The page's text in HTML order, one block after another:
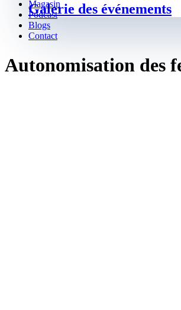
Galerie des événements
Magasin
Podcast
Blogs
Contact
Autonomisation des